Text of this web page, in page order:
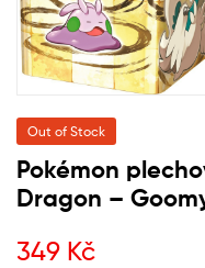
Out of Stock
Pokémon
Dragon –
349 Kč